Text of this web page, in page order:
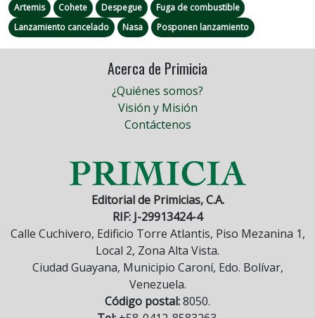
Artemis Cohete Despegue
Fuga de combustible
Lanzamiento cancelado
Nasa Posponen lanzamiento
Acerca de Primicia
¿Quiénes somos?
Visión y Misión
Contáctenos
Editorial de Primicias, C.A.
RIF: J-29913424-4
Calle Cuchivero, Edificio Torre Atlantis, Piso Mezanina 1,
Local 2, Zona Alta Vista.
Ciudad Guayana, Municipio Caroní, Edo. Bolívar,
Venezuela.
Código postal:8050.